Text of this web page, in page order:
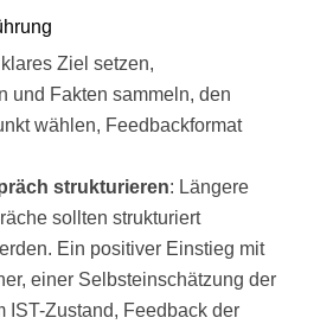
klares Ziel setzen,
und Fakten sammeln, den
wählen, Feedbackformat
strukturieren: Längere
sollten strukturiert
Ein positiver Einstieg mit
einer Selbsteinschätzung der
IST-Zustand, Feedback der